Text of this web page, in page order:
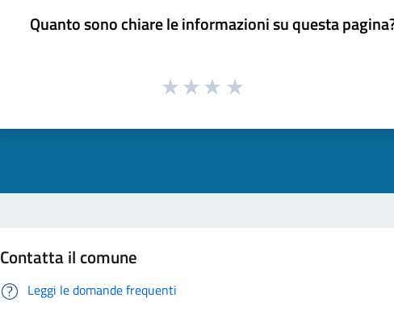
Quanto sono chiare le informazioni su questa
Contatta il comune
Leggi le domande frequenti